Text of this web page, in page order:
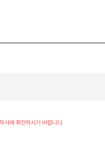
사에 확인하시기 바랍니다.